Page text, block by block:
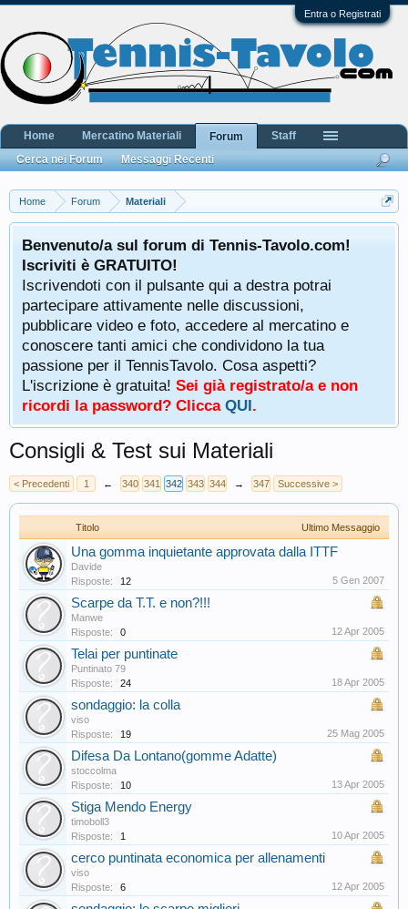
Entra o Registrati
Home Forum Materiali
Benvenuto/a sul forum di Tennis-Tavolo.com!
Iscriviti è GRATUITO!
Iscrivendoti con il pulsante qui a destra potrai
partecipare attivamente nelle discussioni,
pubblicare video e foto, accedere al mercatino e
conoscere tanti amici che condividono la tua
passione per il TennisTavolo. Cosa aspetti?
L'iscrizione è gratuita! Sei già registrato/a e non
ricordi la password? Clicca QUI.
Consigli & Test sui Materiali
< Precedenti 1 ← 340 341 342 343 344 → 347 Successive >
Titolo Ultimo Messaggio
Una gomma inquietante approvata dalla ITTF
Davide
Risposte:
12 5 Gen 2007
Scarpe da T.T. e non?!!!
Manwe
Risposte:
0 12 Apr 2005
Telai per puntinate
Puntinato 79
Risposte:
24 18 Apr 2005
sondaggio: la colla
viso
Risposte:
19 25 Mag 2005
Difesa Da Lontano(gomme Adatte)
stoccolma
Risposte:
10 13 Apr 2005
Stiga Mendo Energy
timoboll3
Risposte:
1 10 Apr 2005
cerco puntinata economica per allenamenti
viso
Risposte:
6 12 Apr 2005
Home Mercatino Materiali
Forum
Cerca nei Forum
Messaggi Recenti
Staff